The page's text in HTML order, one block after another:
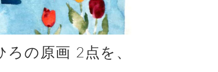
の原画 2点を、